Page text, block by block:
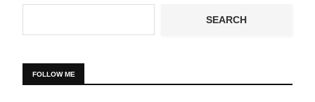
SEARCH
FOLLOW ME